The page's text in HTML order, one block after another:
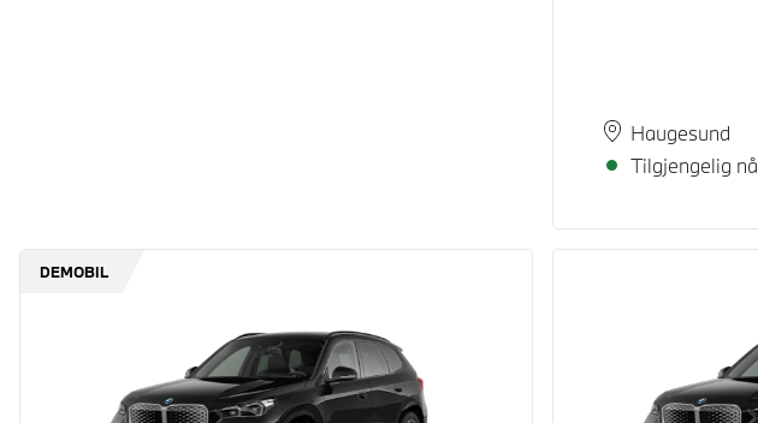
PlassHaugesund
Leveringstid
Tilgjengelig nå
DEMOBIL